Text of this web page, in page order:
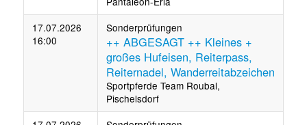
17.07.2026
16:00
Sonderprüfungen
++ ABGESAGT ++ Kleines +
großes Hufeisen, Reiterpass,
Reiternadel, Wanderreitabzeichen
Sportpferde Team Roubal,
Pischelsdorf